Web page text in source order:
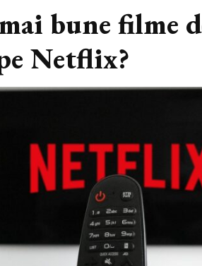
bune filme
Netflix?